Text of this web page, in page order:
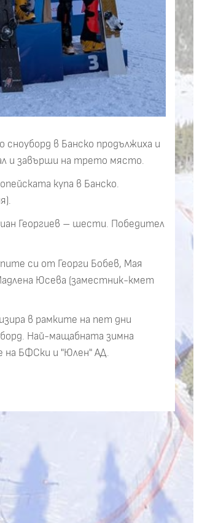
сноуборд в Банско продължиха и
и завърши на трето място.
купа в Банско.
Георгиев – шести. Победител
си от Георги Бобев, Мая
Юсева (заместник-кмет
в рамките на пет дни
Най-мащабната зимна
на БФСки и "Юлен" АД.